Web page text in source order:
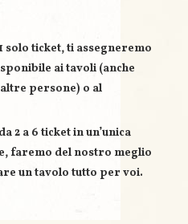
1 solo ticket, ti assegneremo
ai tavoli (anche
persone) o al
da 2 a 6 ticketin un’unica
faremo del nostro meglio
untavolo tutto per voi.